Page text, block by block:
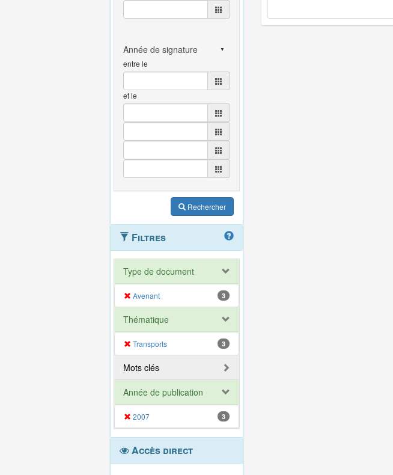
entre le
et le
Rechercher
Filtres
Type de document
Avenant 3
Thématique
Transports 3
Mots clés
Année de publication
2007 3
Accès direct